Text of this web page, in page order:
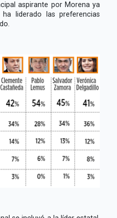
aspirante por Morena ya
liderado las preferencias